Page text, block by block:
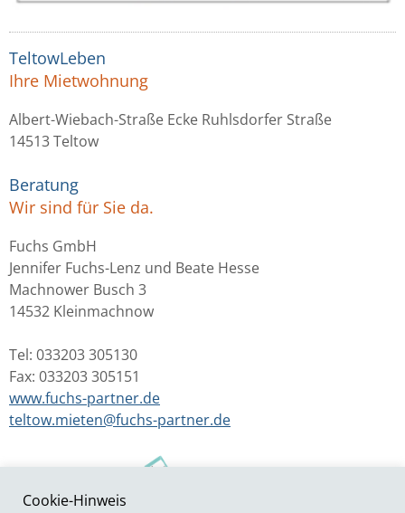
TeltowLeben
Ihre Mietwohnung
Albert-Wiebach-Straße Ecke Ruhlsdorfer Straße
14513 Teltow
Beratung
Wir sind für Sie da.
Fuchs GmbH
Jennifer Fuchs-Lenz und Beate Hesse
Machnower Busch 3
14532 Kleinmachnow
Tel: 033203 305130
Fax: 033203 305151
www.fuchs-partner.de
teltow.mieten@fuchs-partner.de
Cookie-Hinweis